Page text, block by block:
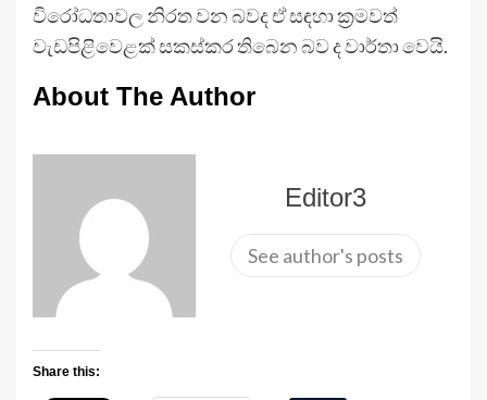
විරෝධතාවල නිරත වන බවද ඒ සඳහා ක්‍රමවත්
වැඩපිළිවෙළක් සකස්කර තිබෙන බව ද වාර්තා වෙයි.
About The Author
Editor3
See author's posts
Share this: